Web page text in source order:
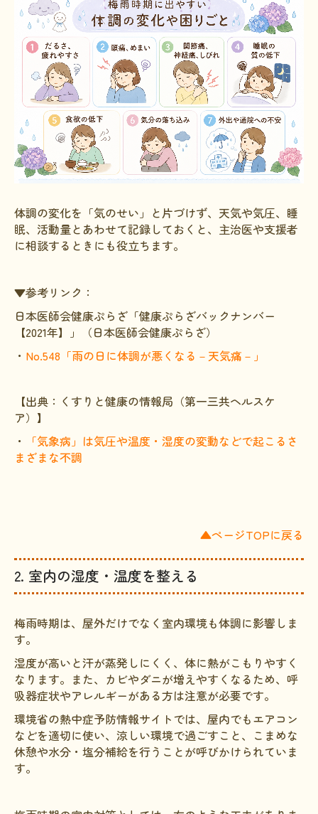
体調の変化を「気のせい」と片づけず、天気や気圧、睡
眠、活動量とあわせて記録しておくと、主治医や支援者
に相談するときにも役立ちます。
▼参考リンク：
日本医師会健康ぷらざ「健康ぷらざバックナンバー
【2021年】」（日本医師会健康ぷらざ）
・ No.548「雨の日に体調が悪くなる－天気痛－」
【出典：くすりと健康の情報局（第一三共ヘルスケ
ア）】
・
「気象病」は気圧や温度・湿度の変動などで起こるさ
まざまな不調
▲ページTOPに戻る
2. 室内の湿度・温度を整える
梅雨時期は、屋外だけでなく室内環境も体調に影響しま
す。
湿度が高いと汗が蒸発しにくく、体に熱がこもりやすく
なります。また、カビやダニが増えやすくなるため、呼
吸器症状やアレルギーがある方は注意が必要です。
環境省の熱中症予防情報サイトでは、屋内でもエアコン
などを適切に使い、涼しい環境で過ごすこと、こまめな
休憩や水分・塩分補給を行うことが呼びかけられていま
す。